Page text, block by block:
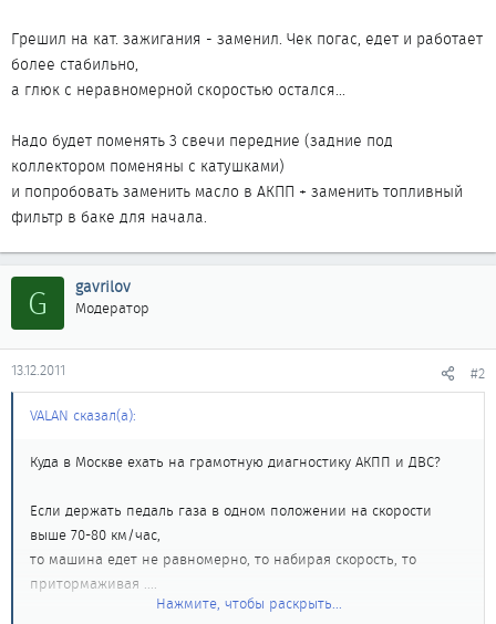
Грешил на кат. зажигания - заменил. Чек погас, едет и работает
более стабильно,
а глюк с неравномерной скоростью остался...
Надо будет поменять 3 свечи передние (задние под
коллектором поменяны с катушками)
и попробовать заменить масло в АКПП + заменить топливный
фильтр в баке для начала.
G gavrilov
Модератор
13.12.2011 #2
VALAN сказал(а):
Куда в Москве ехать на грамотную диагностику АКПП и ДВС?
Если держать педаль газа в одном положении на скорости
выше 70-80 км/час,
то машина едет не равномерно, то набирая скорость, то
притормаживая ....
Нажмите, чтобы раскрыть...